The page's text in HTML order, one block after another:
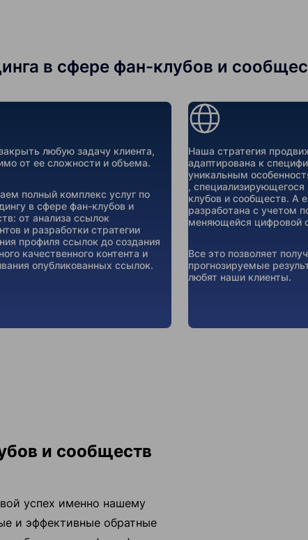
в сфере фан-клубов и
любую задачу клиента,
от ее сложности и объема.
полный комплекс услуг по
в сфере фан-клубов и
от анализа ссылок
и разработки стратегии
профиля ссылок до создания
качественного контента и
опубликованных ссылок.
Наша стратегия
адаптирована к
уникальным
,
клубов и сообществ. А
разработана с учетом
меняющейся цифровой
Все это позволяет
прогнозируемые
любят наши клиенты.
и сообществ
успех именно нашему
и эффективные обратные